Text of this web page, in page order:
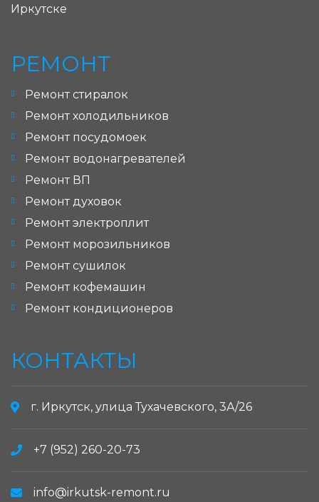
Иркутске
РЕМОНТ
Ремонт стиралок
Ремонт холодильников
Ремонт посудомоек
Ремонт водонагревателей
Ремонт ВП
Ремонт духовок
Ремонт электроплит
Ремонт морозильников
Ремонт сушилок
Ремонт кофемашин
Ремонт кондиционеров
КОНТАКТЫ
г. Иркутск, улица Тухачевского, 3А/26
+7 (952) 260-20-73
info@irkutsk-remont.ru